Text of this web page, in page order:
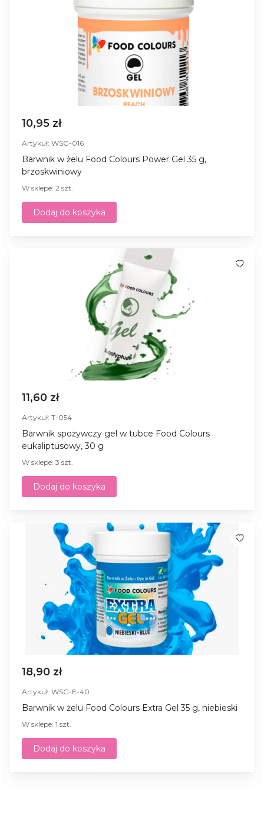
10,95 zł
Artykuł: WSG-016
Barwnik w żelu Food Colours Power Gel 35 g,
brzoskwiniowy
W sklepe: 2 szt.
Dodaj do koszyka
11,60 zł
Artykuł: T-054
Barwnik spożywczy gel w tubce Food Colours
eukaliptusowy, 30 g
W sklepe: 3 szt.
Dodaj do koszyka
18,90 zł
Artykuł: WSG-E-40
Barwnik w żelu Food Colours Extra Gel 35 g, niebieski
W sklepe: 1 szt.
Dodaj do koszyka